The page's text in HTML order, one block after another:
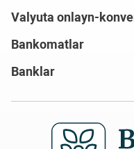
Valyuta onlayn-
Bankomatlar
Banklar